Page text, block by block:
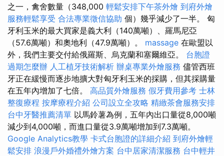
之一，禽舍數量（348,000 輕鬆安排下午茶外燴 到府外燴
服務輕鬆享受 合法專業徵信協助 個）幾乎減少了一半。 匈
牙利玉米的最大買家是義大利（140萬噸）、羅馬尼亞
（57.6萬噸）和奧地利（47.9萬噸）。 massage 在歐盟以
外，我們主要交付給俄羅斯、烏克蘭和塞爾維亞。 台胞證
過期怎麼辦 人工植牙技術解析 辦桌專業外燴服務 儘管西班
牙正在緩慢而逐步地擴大對匈牙利玉米的採購，但其採購量
在五年內增加了七倍。 高品質外燴服務 假牙費用參考 士林
整復療程 按摩療程介紹 公司設立全攻略 精緻茶會服務安排
台中牙醫推薦清單 以馬鈴薯為例，五年內出口量從8,000噸
減少到4,000噸，而進口量從3.9萬噸增加到7.3萬噸。
Google Analytics教學 卡式台胞證的詳細介紹 到府外燴輕
鬆安排 浪漫戶外婚禮外燴方案 台中居家清潔服務 台中輕井